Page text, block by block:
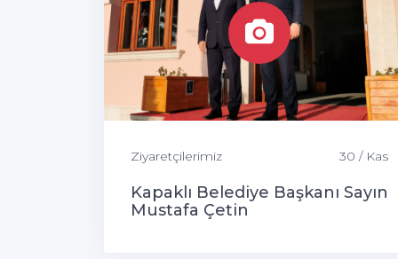
Ziyaretçilerimiz 30 / Kas
Kapaklı Belediye Başkanı Sayın
Mustafa Çetin